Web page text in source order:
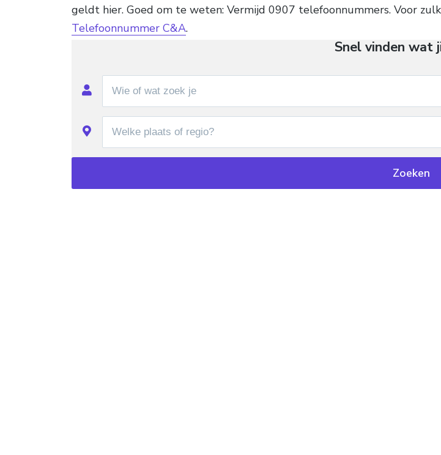
geldt hier. Goed om te weten: Vermijd 0907 telefoonnummers. Voor
Telefoonnummer C&A.
Snel vinden wat